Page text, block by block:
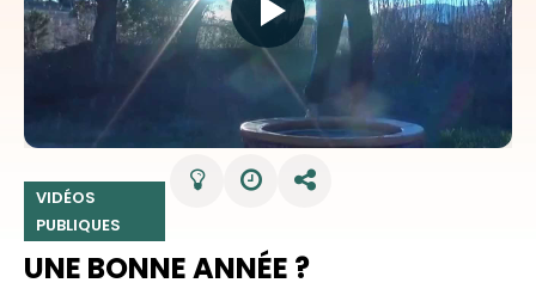
VIDÉOS
PUBLIQUES
UNE BONNE ANNÉE ?